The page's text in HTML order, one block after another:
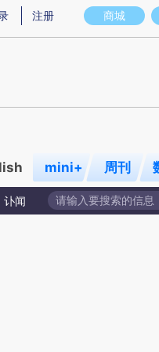
存在偏差。不代表财新观点和立
商城
注册
mini+ 周刊
讣闻